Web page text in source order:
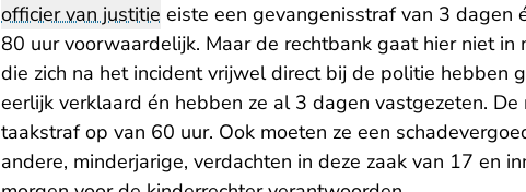
officier van justitie eiste een gevangenisstraf van 3 dagen
80 uur voorwaardelijk. Maar de rechtbank gaat hier niet in
die zich na het incident vrijwel direct bij de politie hebben
eerlijk verklaard én hebben ze al 3 dagen vastgezeten.
taakstraf op van 60 uur. Ook moeten ze een
andere, minderjarige, verdachten in deze zaak van 17 en